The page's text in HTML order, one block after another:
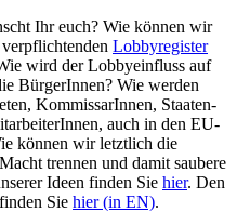
Ihr euch? Wie können wir
Lobbyregister
wird der Lobbyeinfluss auf
BürgerInnen? Wie werden
KommissarInnen, Staaten-
auch in den EU-
können wir letztlich die
trennen und damit saubere
Ideen finden Sie hier. Den
Sie hier (in EN).